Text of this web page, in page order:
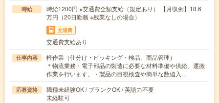
時給
時給1200円 ※交通費全額支給（規定あり） 【月収例】18.6
万円（20日勤務 ※残業なしの場合）
交通費
交通費支給あり
仕事内容
軽作業（仕分け・ピッキング・検品、商品管理）
＊物流業務・電子部品の製造に必要な材料準備や供給、運搬
作業を行います。・製品の目視検査や簡単な数値入…
応募資格
職種未経験OK / ブランクOK / 英語力不要
未経験可